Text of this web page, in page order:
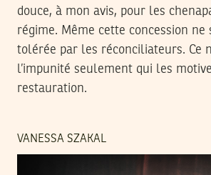
douce, à mon avis, pour les
régime. Même cette concession ne
tolérée par les réconciliateurs. Ce
l’impunité seulement qui les
restauration.
VANESSA SZAKAL